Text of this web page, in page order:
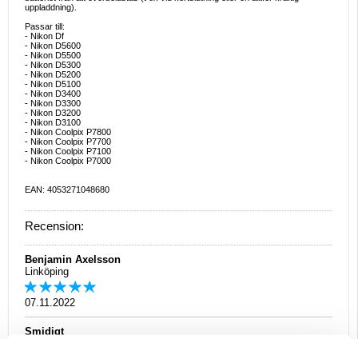
uppladdning).
Passar till:
- Nikon Df
- Nikon D5600
- Nikon D5500
- Nikon D5300
- Nikon D5200
- Nikon D5100
- Nikon D3400
- Nikon D3300
- Nikon D3200
- Nikon D3100
- Nikon Coolpix P7800
- Nikon Coolpix P7700
- Nikon Coolpix P7100
- Nikon Coolpix P7000
EAN: 4053271048680
Recension:
Benjamin Axelsson
Linköping
07.11.2022
Smidigt